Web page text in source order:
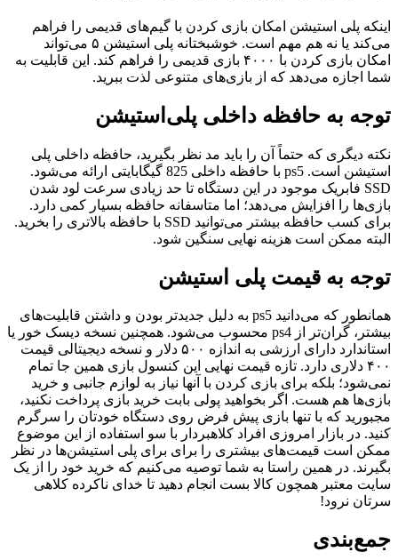
اینکه پلی استیشن امکان بازی کردن با گیم‌های قدیمی را فراهم
می‌کند یا نه هم مهم است. خوشبختانه پلی استیشن ۵ می‌تواند
امکان بازی کردن با ۴۰۰۰ بازی قدیمی را فراهم کند. این قابلیت به
شما اجازه می‌دهد که از بازی‌های متنوعی لذت ببرید.
توجه به حافظه داخلی پلی‌استیشن
نکته دیگری که حتماً آن را باید مد نظر بگیرید، حافظه داخلی پلی
استیشن است. ps5 با حافظه داخلی 825 گیگابایتی ارائه می‌شود.
SSD فابریک موجود در این دستگاه تا حد زیادی سرعت لود شدن
بازی‌ها را افزایش می‌دهد؛ اما متاسفانه حافظه بسیار کمی دارد.
برای کسب حافظه بیشتر می‌توانید SSD با حافظه بالاتری را بخرید.
البته ممکن است هزینه نهایی سنگین شود.
توجه به قیمت پلی استیشن
همانطور که می‌دانید ps5 به دلیل جدیدتر بودن و داشتن قابلیت‌های
بیشتر، گران‌تر از ps4 محسوب می‌شود. همچنین نسخه دیسک خور یا
استاندارد دارای ارزشی به اندازه ۵۰۰ دلار و نسخه دیجیتالی قیمت
۴۰۰ دلاری دارد. تازه قیمت نهایی این کنسول بازی همین جا تمام
نمی‌شود؛ بلکه برای بازی کردن با آنها نیاز به لوازم جانبی و خرید
بازی‌ها هم هست. اگر بخواهید پولی بابت خرید بازی پرداخت نکنید،
مجبورید که با تنها بازی پیش فرض روی دستگاه خودتان را سرگرم
کنید. در بازار امروزی افراد کلاهبردار با سو استفاده از این موضوع
ممکن است قیمت‌های بیشتری را برای برای پلی استیشن‌ها در نظر
بگیرند. در همین راستا به شما توصیه می‌کنیم که خرید خود را از یک
سایت معتبر همچون کالا بست انجام دهید تا خدای ناکرده کلاهی
سرتان نرود!
جمع‌بندی